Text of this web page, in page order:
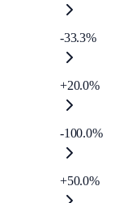
-33.3%
+20.0%
-100.0%
+50.0%